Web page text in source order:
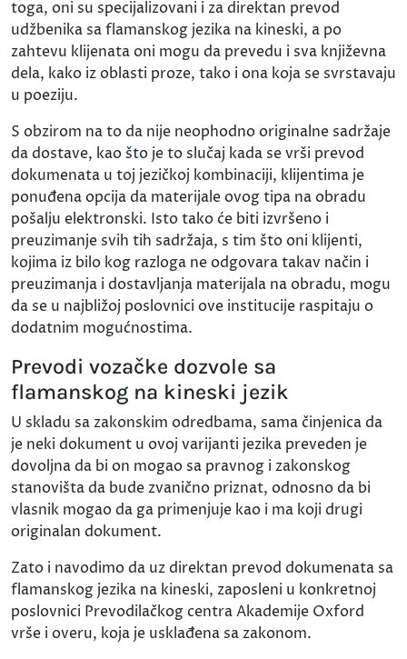
toga, oni su specijalizovani i za direktan prevod
udžbenika sa flamanskog jezika na kineski, a po
zahtevu klijenata oni mogu da prevedu i sva književna
dela, kako iz oblasti proze, tako i ona koja se svrstavaju
u poeziju.
S obzirom na to da nije neophodno originalne sadržaje
da dostave, kao što je to slučaj kada se vrši prevod
dokumenata u toj jezičkoj kombinaciji, klijentima je
ponuđena opcija da materijale ovog tipa na obradu
pošalju elektronski. Isto tako će biti izvršeno i
preuzimanje svih tih sadržaja, s tim što oni klijenti,
kojima iz bilo kog razloga ne odgovara takav način i
preuzimanja i dostavljanja materijala na obradu, mogu
da se u najbližoj poslovnici ove institucije raspitaju o
dodatnim mogućnostima.
Prevodi vozačke dozvole sa
flamanskog na kineski jezik
U skladu sa zakonskim odredbama, sama činjenica da
je neki dokument u ovoj varijanti jezika preveden je
dovoljna da bi on mogao sa pravnog i zakonskog
stanovišta da bude zvanično priznat, odnosno da bi
vlasnik mogao da ga primenjuje kao i ma koji drugi
originalan dokument.
Zato i navodimo da uz direktan prevod dokumenata sa
flamanskog jezika na kineski, zaposleni u konkretnoj
poslovnici Prevodilačkog centra Akademije Oxford
vrše i overu, koja je usklađena sa zakonom.